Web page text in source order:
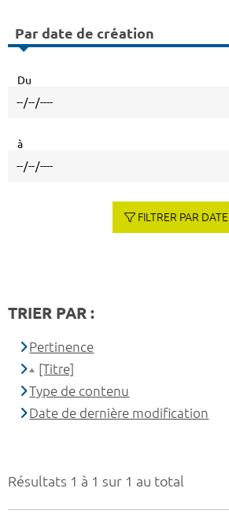
Résultats 1 à 1 sur 1 au total
Par date de création
Du
à
FILTRER PAR DATE
TRIER PAR :
Pertinence
[Titre]
Type de contenu
Date de dernière modification